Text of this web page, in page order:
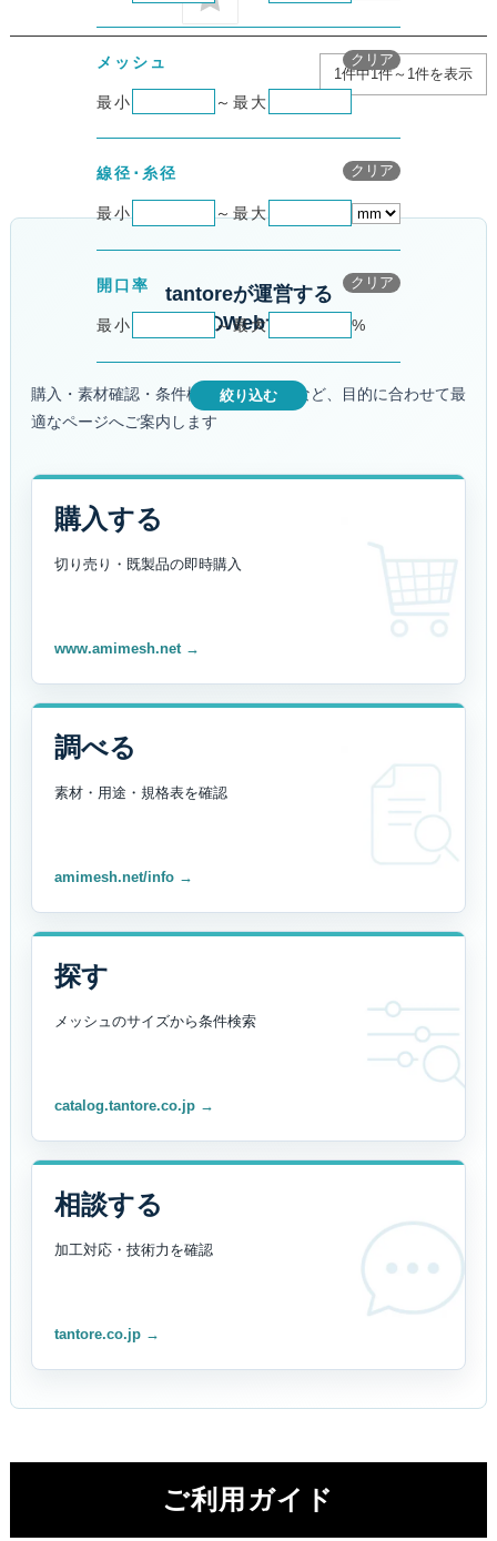
メッシュ
最小 ～ 最大
メッシュの絞り込み条
クリア
線径･糸径
最小 ～最大
メッシュの絞り込み条
クリア
開口率
最小 ～最大 %
メッシュの絞り込み条
クリア
絞り込む
1件中1件～1件を表示
tantoreが運営する
4つのWebサイト
購入・素材確認・条件検索・加工相談など、目的に合わせて最
適なページへご案内します
購入する
切り売り・既製品の即時購入
www.amimesh.net →
調べる
素材・用途・規格表を確認
amimesh.net/info →
探す
メッシュのサイズから条件検索
catalog.tantore.co.jp →
相談する
加工対応・技術力を確認
tantore.co.jp →
ご利用ガイド